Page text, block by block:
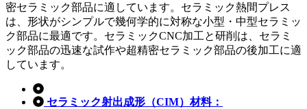
密セラミック部品に適しています。セラミック熱間プレス
は、形状がシンプルで幾何学的に対称な小型・中型セラミッ
ク部品に最適です。セラミックCNC加工と研削は、セラミ
ック部品の迅速な試作や超精密セラミック部品の後加工に適
しています。
セラミック射出成形（CIM）材料：